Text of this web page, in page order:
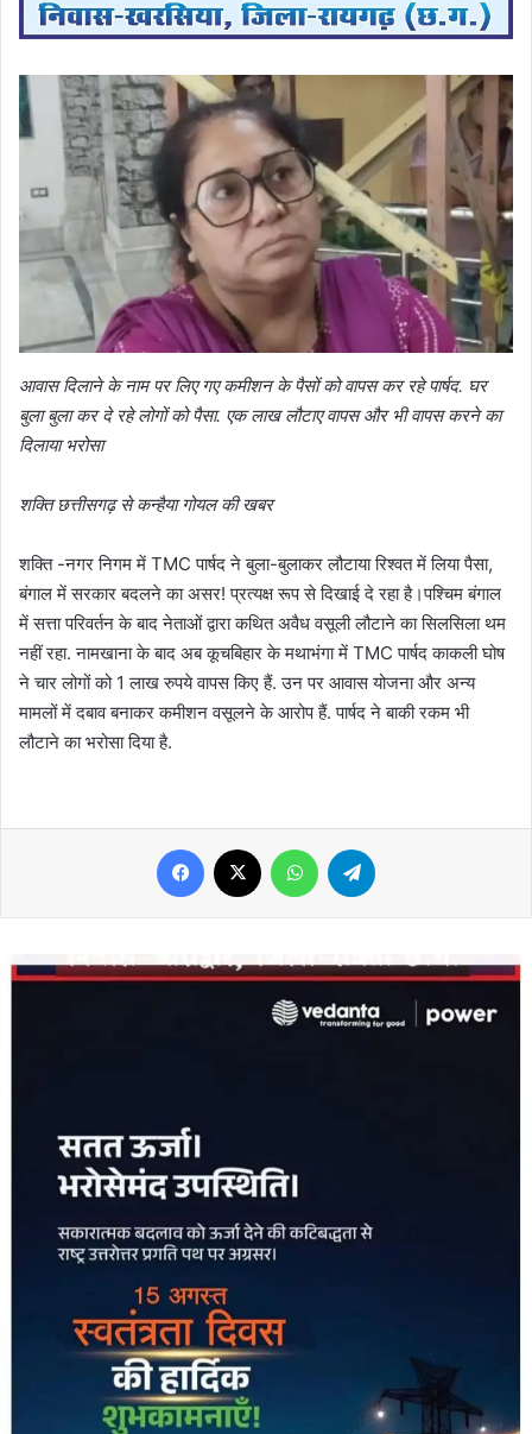
आवास दिलाने के नाम पर लिए गए कमीशन के पैसों को वापस कर रहे पार्षद. घर
बुला बुला कर दे रहे लोगों को पैसा. एक लाख लौटाए वापस और भी वापस करने का
दिलाया भरोसा
शक्ति छत्तीसगढ़ से कन्हैया गोयल की खबर
शक्ति -नगर निगम में TMC पार्षद ने बुला-बुलाकर लौटाया रिश्वत में लिया पैसा,
बंगाल में सरकार बदलने का असर! प्रत्यक्ष रूप से दिखाई दे रहा है।पश्चिम बंगाल
में सत्ता परिवर्तन के बाद नेताओं द्वारा कथित अवैध वसूली लौटाने का सिलसिला थम
नहीं रहा. नामखाना के बाद अब कूचबिहार के मथाभंगा में TMC पार्षद काकली घोष
ने चार लोगों को 1 लाख रुपये वापस किए हैं. उन पर आवास योजना और अन्य
मामलों में दबाव बनाकर कमीशन वसूलने के आरोप हैं. पार्षद ने बाकी रकम भी
लौटाने का भरोसा दिया है.
Facebook WhatsApp